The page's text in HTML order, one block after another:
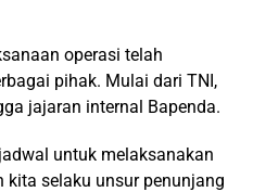
operasi telah
pihak. Mulai dari TNI,
jajaran internal Bapenda.
untuk melaksanakan
selaku unsur penunjang